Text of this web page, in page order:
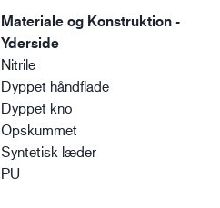
Materiale og Konstruktion -
Yderside
Nitrile
Dyppet håndflade
Dyppet kno
Opskummet
Syntetisk læder
PU